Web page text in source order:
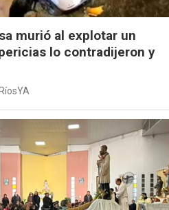
murió al explotar un
lo contradijeron y